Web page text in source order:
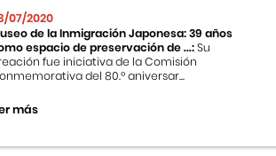
07/2020
de la Inmigración Japonesa: 39 años
espacio de preservación de ...:Su
fue iniciativa de la Comisión
del 80.º aniversar...
más